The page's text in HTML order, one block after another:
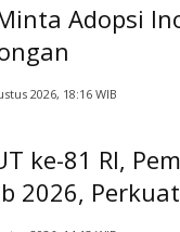
Adopsi
2026, 18:16 WIB
ke-81 RI,
2026,